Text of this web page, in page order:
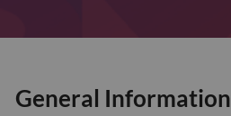
General Information